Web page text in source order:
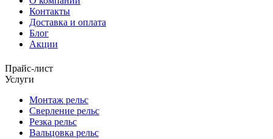
Контакты
Доставка и оплата
Блог
Акции
Прайс-лист
Услуги
Монтаж рельс
Сверление рельс
Резка рельс
Вальцовка рельс